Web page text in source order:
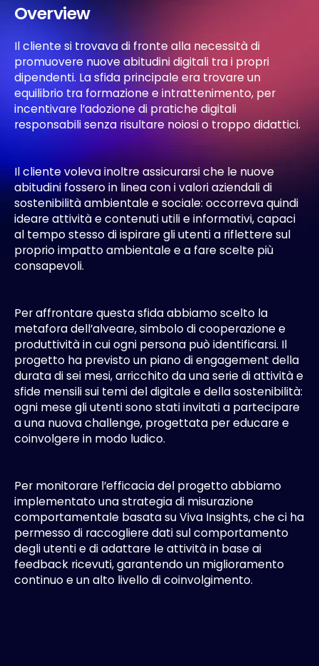
Overview
Il cliente si trovava di fronte alla necessità di
promuovere nuove abitudini digitali tra i propri
dipendenti. La sfida principale era trovare un
equilibrio tra formazione e intrattenimento, per
incentivare l’adozione di pratiche digitali
responsabili senza risultare noiosi o troppo didattici.
Il cliente voleva inoltre assicurarsi che le nuove
abitudini fossero in linea con i valori aziendali di
sostenibilità ambientale e sociale: occorreva quindi
ideare attività e contenuti utili e informativi, capaci
al tempo stesso di ispirare gli utenti a riflettere sul
proprio impatto ambientale e a fare scelte più
consapevoli.
Per affrontare questa sfida abbiamo scelto la
metafora dell’alveare, simbolo di cooperazione e
produttività in cui ogni persona può identificarsi. Il
progetto ha previsto un piano di engagement della
durata di sei mesi, arricchito da una serie di attività e
sfide mensili sui temi del digitale e della sostenibilità:
ogni mese gli utenti sono stati invitati a partecipare
a una nuova challenge, progettata per educare e
coinvolgere in modo ludico.
Per monitorare l’efficacia del progetto abbiamo
implementato una strategia di misurazione
comportamentale basata su Viva Insights, che ci ha
permesso di raccogliere dati sul comportamento
degli utenti e di adattare le attività in base ai
feedback ricevuti, garantendo un miglioramento
continuo e un alto livello di coinvolgimento.